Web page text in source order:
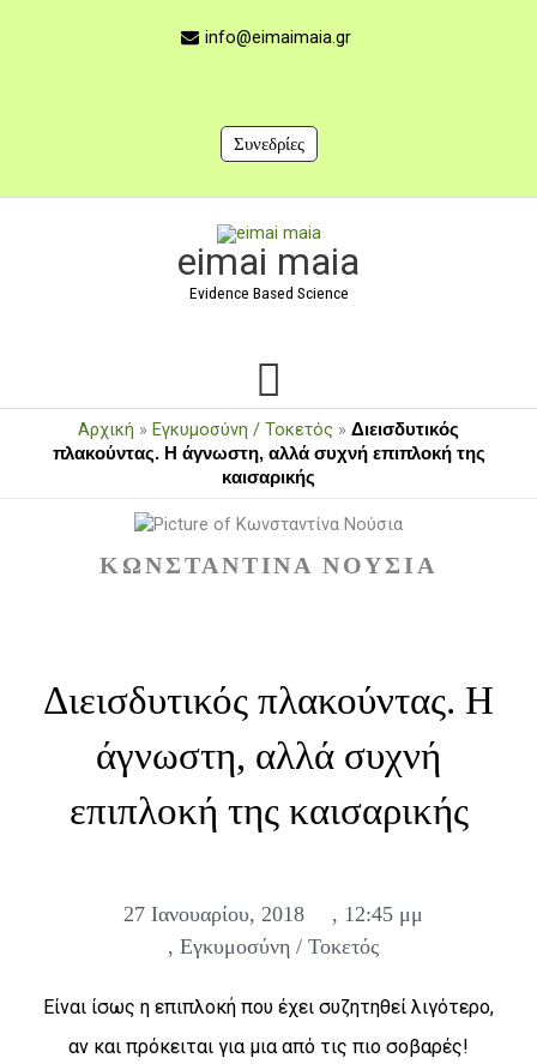
info@eimaimaia.gr
Συνεδρίες
eimai maia
Evidence Based Science
Κύριο
Μενού
Αρχική » Εγκυμοσύνη / Τοκετός » Διεισδυτικός
πλακούντας. Η άγνωστη, αλλά συχνή επιπλοκή της
καισαρικής
ΚΩΝΣΤΑΝΤΊΝΑ ΝΟΎΣΙΑ
Διεισδυτικός πλακούντας. Η
άγνωστη, αλλά συχνή
επιπλοκή της καισαρικής
27 Ιανουαρίου, 2018 , 12:45 μμ
, Εγκυμοσύνη / Τοκετός
Είναι ίσως η επιπλοκή που έχει συζητηθεί λιγότερο,
αν και πρόκειται για μια από τις πιο σοβαρές!